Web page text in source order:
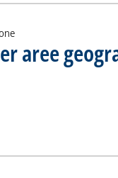
aree
per aree